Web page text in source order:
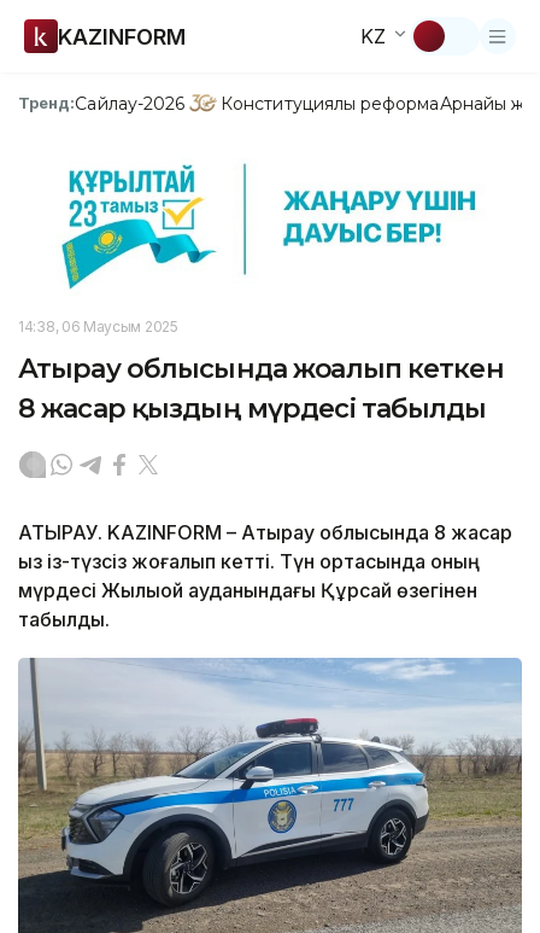
KAZINFORM KZ
Тренд:Сайлау-2026 Конституциялық реформаАрнайы
14:38, 06 Маусым 2025
Атырау облысында жоғалып кеткен
8 жасар қыздың мүрдесі табылды
АТЫРАУ. KAZINFORM – Атырау облысында 8 жасар
қыз із-түзсіз жоғалып кетті. Түн ортасында оның
мүрдесі Жылыой ауданындағы Құрсай өзегінен
табылды.